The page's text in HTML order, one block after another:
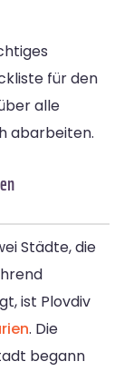
für den
alle
abarbeiten.
Städte, die
ist Plovdiv
. Die
begann